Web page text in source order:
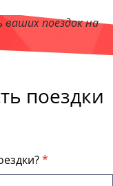
ваших поездок на
поездки